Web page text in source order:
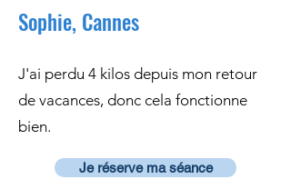
Sophie, Cannes
J'ai perdu 4 kilos depuis mon retour
de vacances, donc cela fonctionne
bien.
Je réserve ma séance